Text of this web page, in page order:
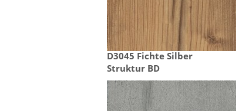
D3045 Fichte Silber
Struktur BD